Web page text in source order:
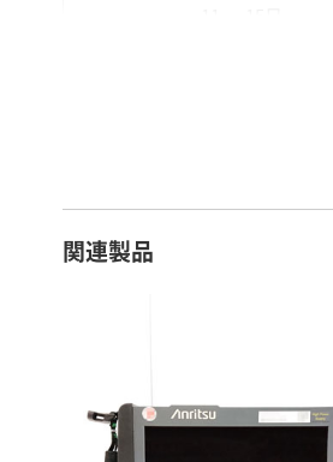
26日 ～ 1ヶ月
関連製品